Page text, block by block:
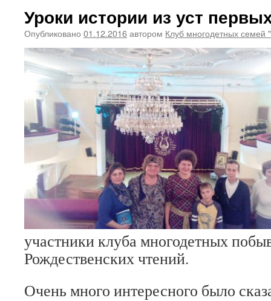
Уроки истории из уст
Опубликовано 01.12.2016автором Клуб многодетных
участники клуба многодетных
Рождественских чтений.
Очень много интересного было